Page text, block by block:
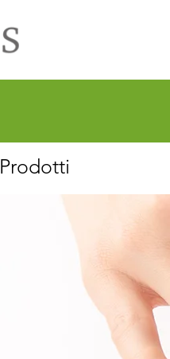
Prodotti